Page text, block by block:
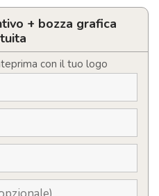
+ bozza grafica
con il tuo logo